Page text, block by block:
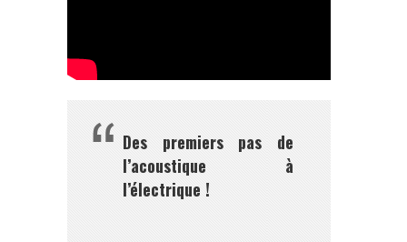
Des premiers pas de
l’acoustique à
l’électrique !